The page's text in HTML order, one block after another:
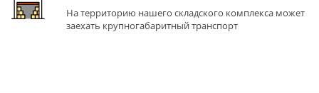
На территорию нашего складского комплекса может
заехать крупногабаритный транспорт